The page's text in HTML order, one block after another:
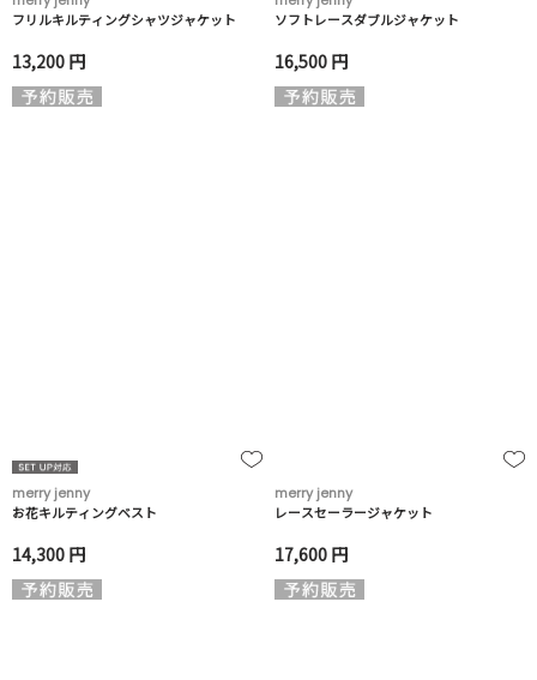
フリルキルティングシャツジャケット
13,200 円
ソフトレースダブルジャケット
16,500 円
merry jenny
お花キルティングベスト
14,300 円
merry jenny
レースセーラージャケット
17,600 円